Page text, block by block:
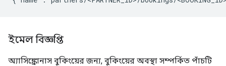
ইমেল বিজ্ঞপ্তি
অ্যাসিঙ্ক্রোনাস বুকিংয়ের জন্য, বুকিংয়ের অবস্থা সম্পর্কিত পাঁচটি